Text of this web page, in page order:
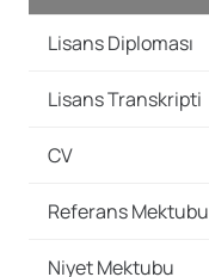
Lisans Diploması
Lisans Transkripti
CV
Referans Mektubu
Niyet Mektubu